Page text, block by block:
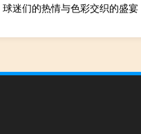
迷们的热情与色彩交织的盛宴